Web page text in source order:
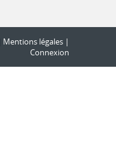
Mentions légales |
Connexion